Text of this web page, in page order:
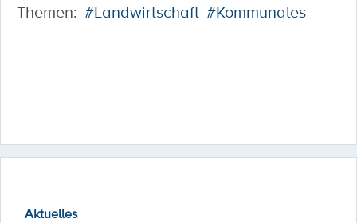
Themen: #Landwirtschaft #Kommunales
Aktuelles